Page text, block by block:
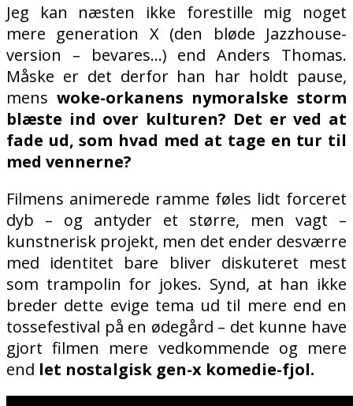
Jeg kan næsten ikke forestille mig noget
mere generation X (den bløde Jazzhouse-
version – bevares…) end Anders Thomas.
Måske er det derfor han har holdt pause,
mens woke-orkanens nymoralske storm
blæste ind over kulturen? Det er ved at
fade ud, som hvad med at tage en tur til
med vennerne?
Filmens animerede ramme føles lidt forceret
dyb – og antyder et større, men vagt –
kunstnerisk projekt, men det ender desværre
med identitet bare bliver diskuteret mest
som trampolin for jokes. Synd, at han ikke
breder dette evige tema ud til mere end en
tossefestival på en ødegård – det kunne have
gjort filmen mere vedkommende og mere
end let nostalgisk gen-x komedie-fjol.